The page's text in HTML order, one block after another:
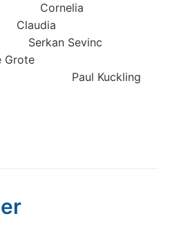
Cornelia
Sevinc
Grote
Paul Kuckling